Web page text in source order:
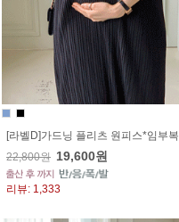
[라벨D]가드닝 플리츠 원피스*임부복
22,800원 19,600원
리뷰: 1,333